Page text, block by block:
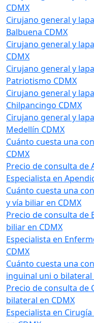
CDMX
Cirujano general y
Balbuena CDMX
Cirujano general y
CDMX
Cirujano general y
Patriotismo CDMX
Cirujano general y
Chilpancingo CDMX
Cirujano general y
Medellín CDMX
Cuánto cuesta una
CDMX
Precio de consulta de
Especialista en
Cuánto cuesta una
y vía biliar en CDMX
Precio de consulta de
biliar en CDMX
Especialista en
CDMX
Cuánto cuesta una
inguinal uni o bilateral
Precio de consulta de
bilateral en CDMX
Especialista en